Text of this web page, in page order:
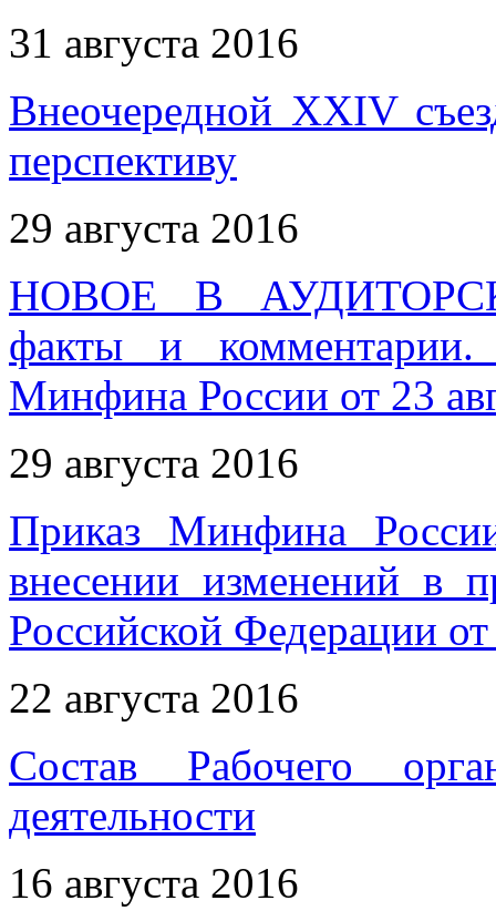
31 августа 2016
Внеочередной XXIV
перспективу
29 августа 2016
НОВОЕ В
факты и комментарии.
Минфина России от 23
29 августа 2016
Приказ Минфина
внесении изменений в
Российской Федерации
22 августа 2016
Состав Рабочего
деятельности
16 августа 2016